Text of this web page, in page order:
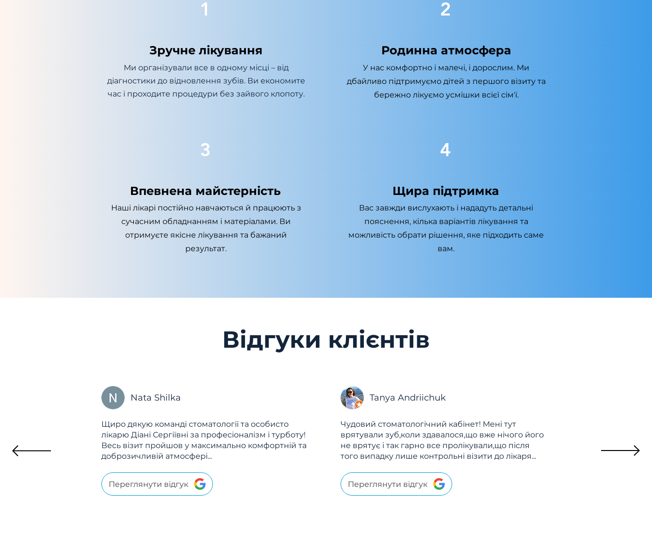
1
Зручне лікування
Ми організували все в одному місці – від
діагностики до відновлення зубів. Ви економите
час і проходите процедури без зайвого клопоту.
2
Родинна атмосфера
У нас комфортно і малечі, і дорослим. Ми
дбайливо підтримуємо дітей з першого візиту та
бережно лікуємо усмішки всієї сімʼї.
3
Впевнена майстерність
Наші лікарі постійно навчаються й працюють з
сучасним обладнанням і матеріалами. Ви
отримуєте якісне лікування та бажаний
результат.
4
Щира підтримка
Вас завжди вислухають і нададуть детальні
пояснення, кілька варіантів лікування та
можливість обрати рішення, яке підходить саме
вам.
Відгуки клієнтів
Nata Shilka
Щиро дякую команді стоматології та особисто
лікарю Діані Сергіївні за професіоналізм і турботу!
Весь візит пройшов у максимально комфортній та
доброзичливій атмосфері...
Переглянути відгук
Tanya Andriichuk
Чудовий стоматологічний кабінет! Мені тут
врятували зуб,коли здавалося,що вже нічого його
не врятує і так гарно все пролікували,що після
того випадку лише контрольні візити до лікаря...
Переглянути відгук